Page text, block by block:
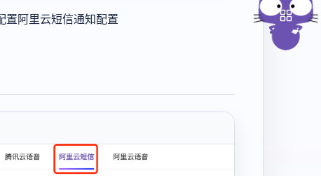
阿里云短信通知配置